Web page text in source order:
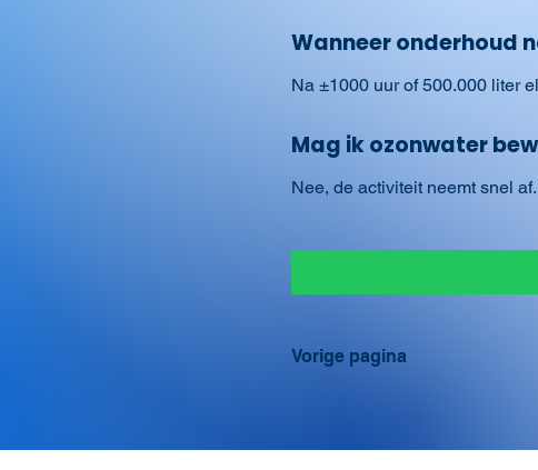
Wanneer onderhoud
Na ±1000 uur of 500.000 liter
Mag ik ozonwater
Nee, de activiteit neemt snel
Vorige pagina